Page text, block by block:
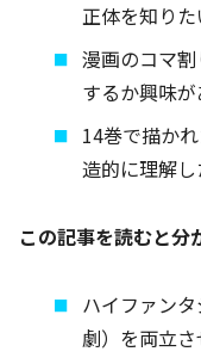
正体を知りた
漫画のコマ
するか興味
14巻で描か
造的に理解
この記事を読むと分
ハイファン
劇）を両立